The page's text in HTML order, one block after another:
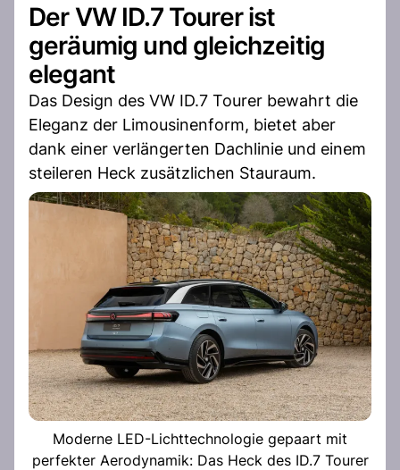
Der VW ID.7 Tourer ist
geräumig und gleichzeitig
elegant
Das Design des VW ID.7 Tourer bewahrt die
Eleganz der Limousinenform, bietet aber
dank einer verlängerten Dachlinie und einem
steileren Heck zusätzlichen Stauraum.
Moderne LED-Lichttechnologie gepaart mit
perfekter Aerodynamik: Das Heck des ID.7 Tourer